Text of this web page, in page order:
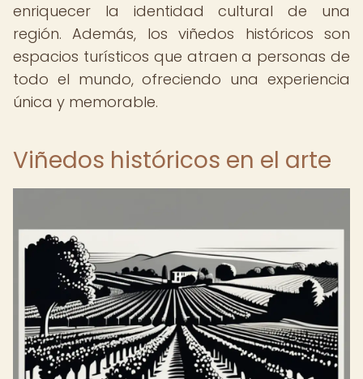
enriquecer la identidad cultural de una
región. Además, los viñedos históricos son
espacios turísticos que atraen a personas de
todo el mundo, ofreciendo una experiencia
única y memorable.
Viñedos históricos en el arte